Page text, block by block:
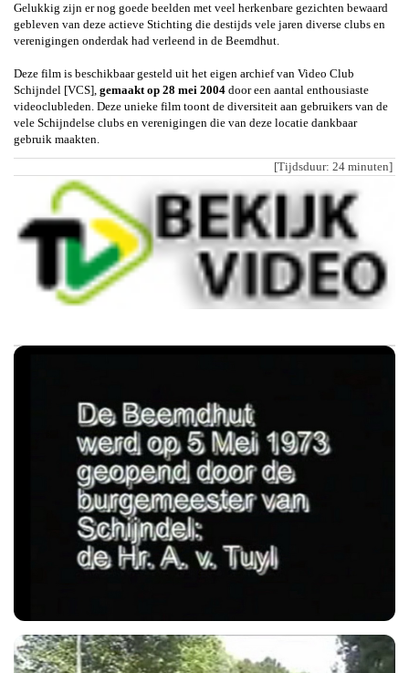
Gelukkig zijn er nog goede beelden met veel herkenbare gezichten bewaard
gebleven van deze actieve Stichting die destijds vele jaren diverse clubs en
verenigingen onderdak had verleend in de Beemdhut.
Deze film is beschikbaar gesteld uit het eigen archief van Video Club
Schijndel [VCS], gemaakt op 28 mei 2004 door een aantal enthousiaste
videoclubleden. Deze unieke film toont de diversiteit aan gebruikers van de
vele Schijndelse clubs en verenigingen die van deze locatie dankbaar
gebruik maakten.
[Tijdsduur: 24 minuten]